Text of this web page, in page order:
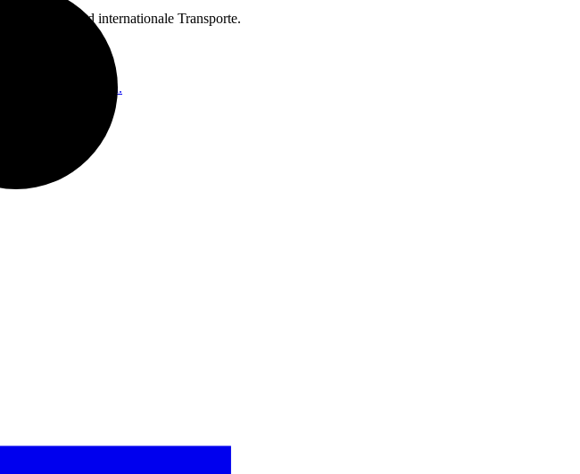
nationale und internationale Transporte.
und Feiertagen.